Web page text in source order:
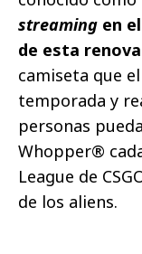
streaming en
de esta
camiseta que
temporada y
personas
Whopper®
League de
de los aliens.